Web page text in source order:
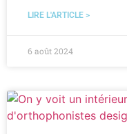
LIRE L'ARTICLE >
6 août 2024